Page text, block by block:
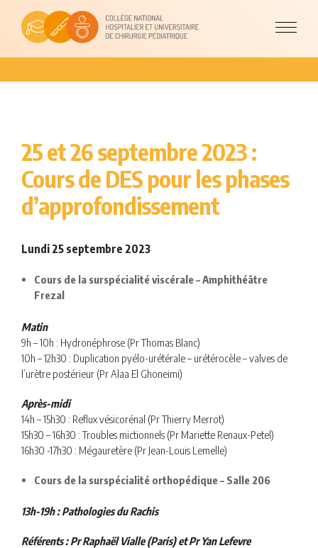
25 et 26 septembre 2023 :
Cours de DES pour les phases
d’approfondissement
Lundi 25 septembre 2023
Cours de la surspécialité viscérale – Amphithéâtre
Frezal
Matin
9h – 10h : Hydronéphrose (Pr Thomas Blanc)
10h – 12h30 : Duplication pyélo-urétérale – urétérocèle – valves de
l’urètre postérieur (Pr Alaa El Ghoneimi)
Après-midi
14h – 15h30 : Reflux vésicorénal (Pr Thierry Merrot)
15h30 – 16h30 : Troubles mictionnels (Pr Mariette Renaux-Petel)
16h30 -17h30 : Mégauretère (Pr Jean-Louis Lemelle)
Cours de la surspécialité orthopédique – Salle 206
13h-19h : Pathologies du Rachis
Référents : Pr Raphaël Vialle (Paris) et Pr Yan Lefevre